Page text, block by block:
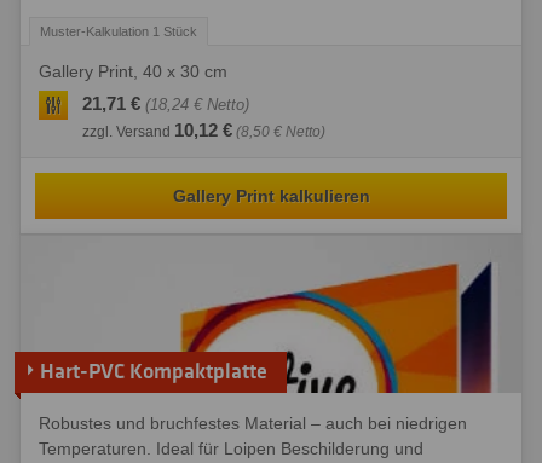
Gallery Print, 40 x 30 cm
21,71 € (18,24 € Netto)
zzgl. Versand 10,12 € (8,50 € Netto)
Gallery Print kalkulieren
Hart-PVC Kompaktplatte
Robustes und bruchfestes Material – auch bei niedrigen
Temperaturen. Ideal für Loipen Beschilderung und